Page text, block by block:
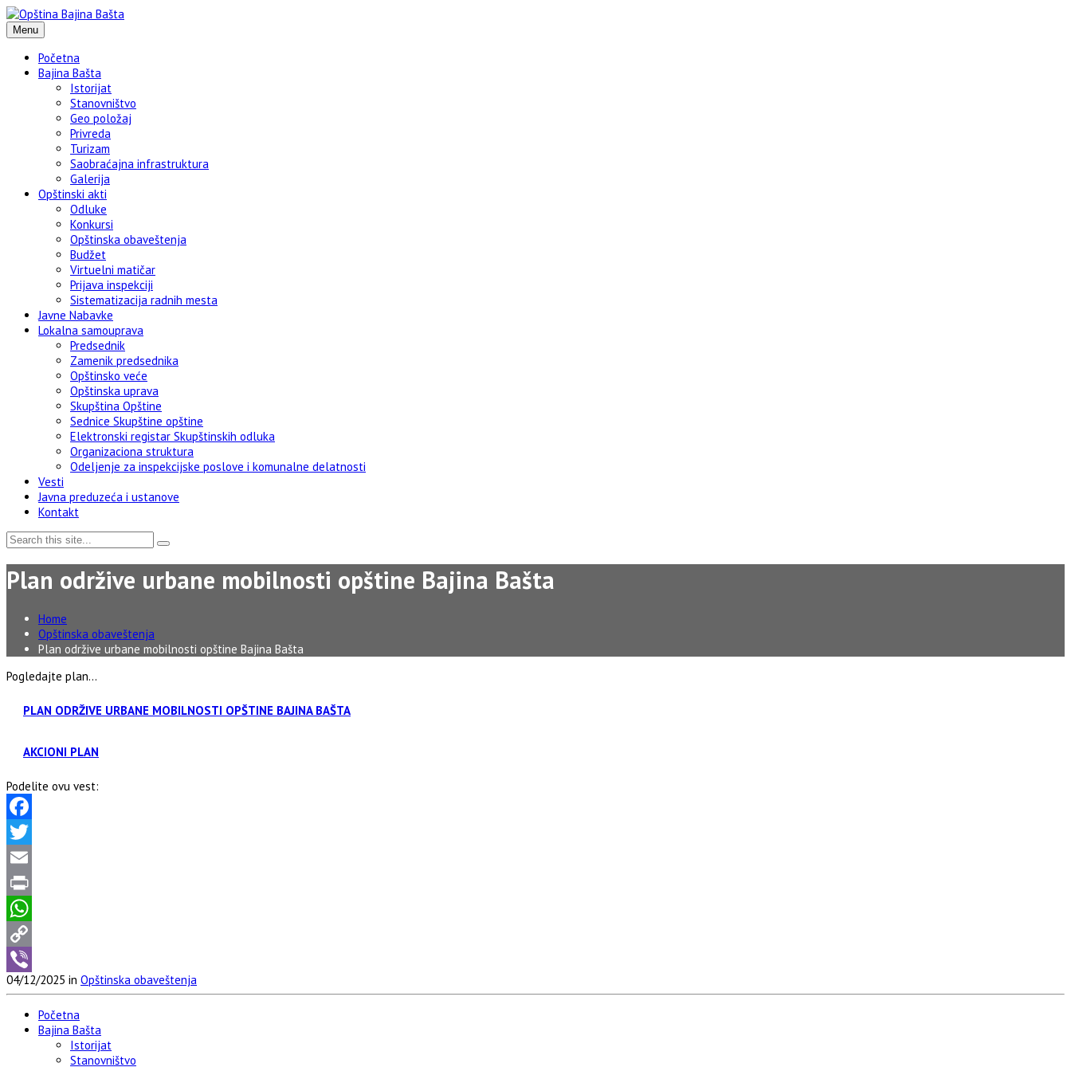
Menu
Početna
Bajina Bašta
Istorijat
Stanovništvo
Geo položaj
Privreda
Turizam
Saobraćajna infrastruktura
Galerija
Opštinski akti
Odluke
Konkursi
Opštinska obaveštenja
Budžet
Virtuelni matičar
Prijava inspekciji
Sistematizacija radnih mesta
Javne Nabavke
Lokalna samouprava
Predsednik
Zamenik predsednika
Opštinsko veće
Opštinska uprava
Skupština Opštine
Sednice Skupštine opštine
Elektronski registar Skupštinskih odluka
Organizaciona struktura
Odeljenje za inspekcijske poslove i komunalne delatnosti
Vesti
Javna preduzeća i ustanove
Kontakt
Plan održive urbane mobilnosti opštine Bajina Bašta
Home
Opštinska obaveštenja
Plan održive urbane mobilnosti opštine Bajina Bašta
Pogledajte plan…
PLAN ODRŽIVE URBANE MOBILNOSTI OPŠTINE BAJINA BAŠTA
AKCIONI PLAN
Podelite ovu vest:
Facebook
Twitter
Email
Print
WhatsApp
Copy
Link
Viber
04/12/2025 in Opštinska obaveštenja
Početna
Bajina Bašta
Istorijat
Stanovništvo